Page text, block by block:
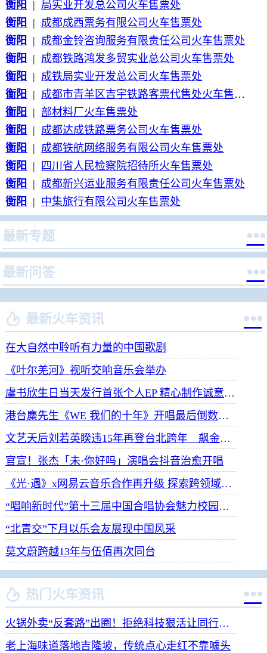
衡阳
| 局实业开发总公司火车售票处
衡阳
| 成都成西票务有限公司火车售票处
衡阳
| 成都金铃咨询服务有限责任公司火车售票处
衡阳
| 成都铁路鸿发多贸实业总公司火车售票处
衡阳
| 成铁局实业开发总公司火车售票处
衡阳
| 成都市青羊区吉宇铁路客票代售处火车售票处
衡阳
| 部材料厂火车售票处
衡阳
| 成都达成铁路票务公司火车售票处
衡阳
| 成都铁航网络服务有限公司火车售票处
衡阳
|
四川省人民检察院招待所火车售票处
衡阳
| 成都新兴运业服务有限责任公司火车售票处
衡阳
| 中集旅行有限公司火车售票处
最新专题 
最新问答 
 最新火车资讯 
在大自然中聆听有力量的中国歌剧
《叶尔羌河》视听交响音乐会举办
虞书欣生日当天发行首张个人EP 精心制作诚意满满
港台麋先生《WE 我们的十年》开唱最后倒数 惊喜释出10周年纪念单曲宠粉
文艺天后刘若英睽违15年再登台北跨年 飙金嗓演唱经典招牌歌掀回忆杀
官宣！张杰「未·你好吗」演唱会抖音治愈开唱
《光·遇》x网易云音乐合作再升级 探索跨领域社交新体验
“唱响新时代”第十三届中国合唱协会魅力校园合唱展演开幕
“北青交”下月以乐会友展现中国风采
莫文蔚跨越13年与伍佰再次同台
 热门火车资讯 
火锅外卖“反套路”出圈！拒绝科技狠活让同行颤抖
老上海味道落地吉隆坡，传统点心走红不靠噱头